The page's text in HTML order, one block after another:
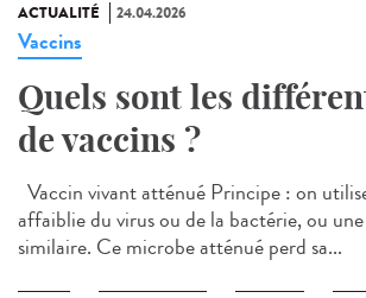
ACTUALITÉ 24.04.2026
Vaccins
Quels sont les
de vaccins ?
Vaccin vivant atténué Principe : on
affaiblie du virus ou de la bactérie, ou
similaire. Ce microbe atténué perd sa...